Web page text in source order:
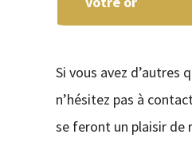
Si vous avez d’autres
n’hésitez pas à
se feront un plaisir de